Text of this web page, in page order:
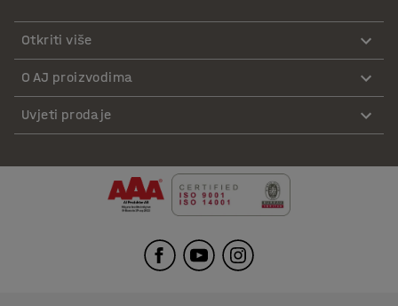
Otkriti više
O AJ proizvodima
Uvjeti prodaje